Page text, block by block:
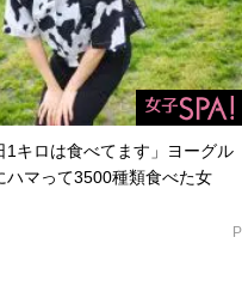
1キロは食べてます」ヨーグル
ハマって3500種類食べた女